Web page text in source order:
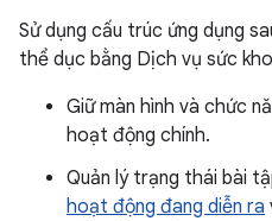
Sử dụng cấu trúc ứng dụng
thể dục bằng Dịch vụ sức
Giữ màn hình và chức
hoạt động chính.
Quản lý trạng thái bài
hoạt động đang diễn ra